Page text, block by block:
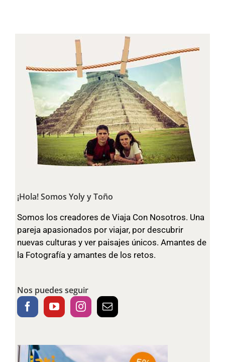
¡Hola! Somos Yoly y Toño
Somos los creadores de Viaja Con Nosotros. Una
pareja apasionados por viajar, por descubrir
nuevas culturas y ver paisajes únicos. Amantes de
la Fotografía y amantes de los retos.
Nos puedes seguir